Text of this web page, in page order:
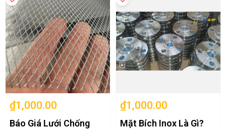
₫1,000.00
Báo Giá Lưới Chống
₫1,000.00
Mặt Bích Inox Là Gì?